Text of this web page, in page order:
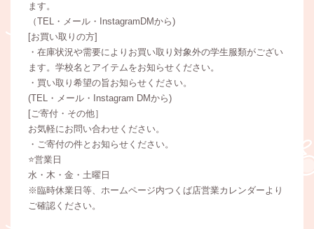
ます。
（TEL・メール・InstagramDMから)
[お買い取りの方]
・在庫状況や需要によりお買い取り対象外の学生服類がござい
ます。学校名とアイテムをお知らせください。
・買い取り希望の旨お知らせください。
(TEL・メール・Instagram DMから)
[ご寄付・その他］
お気軽にお問い合わせください。
・ご寄付の件とお知らせください。
⭐️営業日
水・木・金・土曜日
※臨時休業日等、ホームページ内つくば店営業カレンダーより
ご確認ください。